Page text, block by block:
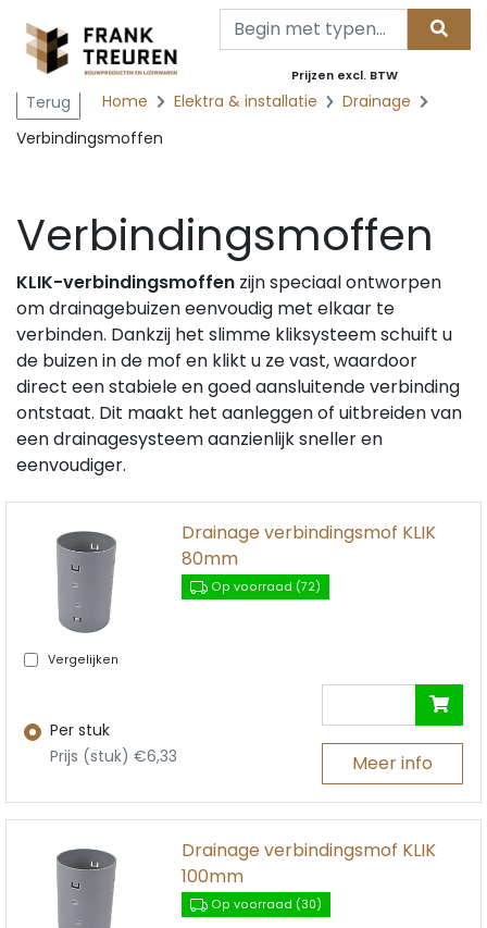
Prijzen excl. BTW
Terug Home Elektra & installatie
Drainage
Verbindingsmoffen
Verbindingsmoffen
KLIK-verbindingsmoffen zijn speciaal ontworpen
om drainagebuizen eenvoudig met elkaar te
verbinden. Dankzij het slimme kliksysteem schuift u
de buizen in de mof en klikt u ze vast, waardoor
direct een stabiele en goed aansluitende verbinding
ontstaat. Dit maakt het aanleggen of uitbreiden van
een drainagesysteem aanzienlijk sneller en
eenvoudiger.
Vergelijken
Drainage verbindingsmof KLIK
80mm
Op voorraad (72)
Per stuk
Prijs (stuk) €6,33
Meer info
Drainage verbindingsmof KLIK
100mm
Op voorraad (30)